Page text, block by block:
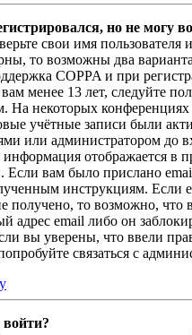
но не могу
свои имя пользователя
то возможны два
COPPA и при
вам менее 13 лет, следуйте
На некоторых конференциях
учётные записи были
или администратором до
информация отображается в
Если вам было прислано
инструкциям. Если
получено, то возможно, что
адрес email либо он
вы уверены, что ввели
связаться с